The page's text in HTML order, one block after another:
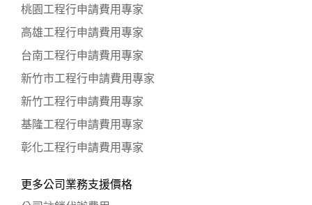
桃園工程行申請費用專家
高雄工程行申請費用專家
台南工程行申請費用專家
新竹市工程行申請費用專家
新竹工程行申請費用專家
基隆工程行申請費用專家
彰化工程行申請費用專家
更多公司業務支援價格